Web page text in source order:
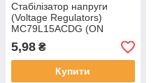
Стабілізатор напруги
(Voltage Regulators)
MC79L15ACDG (ON
Semiconductor)
5,98 ₴
Купити